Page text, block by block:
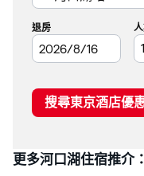
更多河口湖住宿推介：